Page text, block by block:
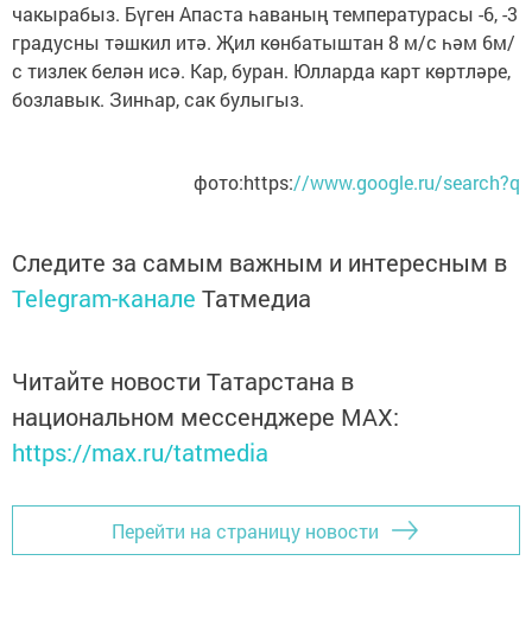
чакырабыз. Бүген Апаста һаваның температурасы -6, -3
градусны тәшкил итә. Җил көнбатыштан 8 м/с һәм 6м/
с тизлек белән исә. Кар, буран. Юлларда карт көртләре,
бозлавык. Зинһар, сак булыгыз.
фото:https://www.google.ru/search?q
Следите за самым важным и интересным в
Telegram-канале Татмедиа
Читайте новости Татарстана в
национальном мессенджере MАХ:
https://max.ru/tatmedia
Перейти на страницу новости